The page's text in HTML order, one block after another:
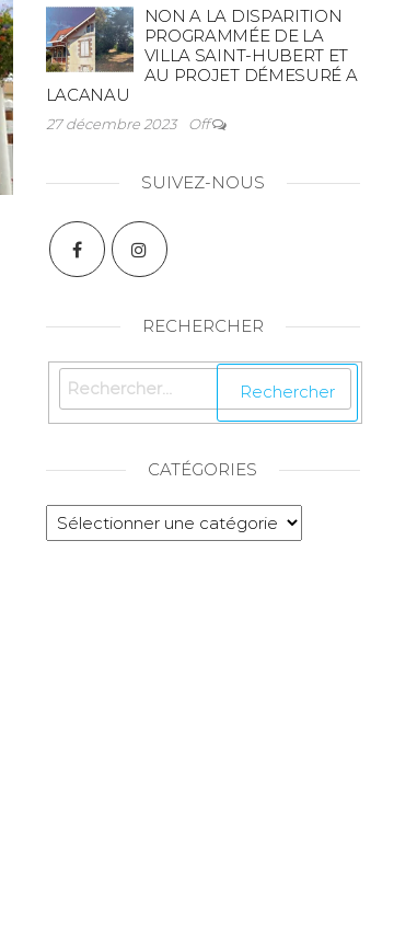
NON A LA DISPARITION
PROGRAMMÉE DE LA
VILLA SAINT-HUBERT ET
AU PROJET DÉMESURÉ A
LACANAU
27 décembre 2023 Off
SUIVEZ-NOUS
RECHERCHER
CATÉGORIES